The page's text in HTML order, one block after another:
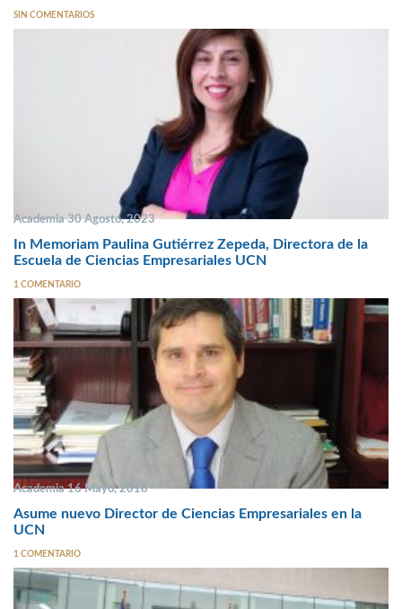
SIN COMENTARIOS
Academia 30 Agosto, 2023
In Memoriam Paulina Gutiérrez Zepeda, Directora de la
Escuela de Ciencias Empresariales UCN
1 COMENTARIO
Academia 16 Mayo, 2018
Asume nuevo Director de Ciencias Empresariales en la
UCN
1 COMENTARIO